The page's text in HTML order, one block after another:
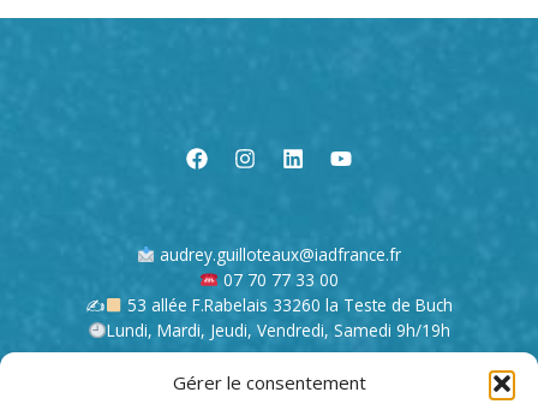
Gérer le consentement
:
audrey.guilloteaux@iadfrance.fr
07 70 77 33 00
✍
53 allée F.Rabelais 33260 la Teste de Buch
Lundi, Mardi, Jeudi, Vendredi, Samedi 9h/19h